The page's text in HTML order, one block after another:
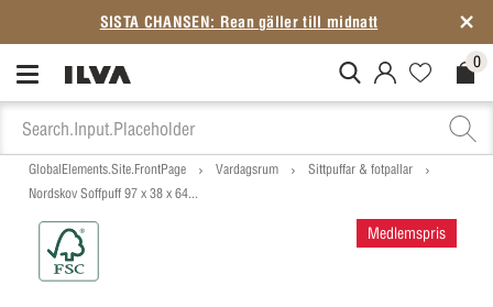
SISTA CHANSEN: Rean gäller till midnatt
MitIlva.Login 0
GlobalElements.Site.FrontPage Vardagsrum
Sittpuffar & fotpallar
Nordskov Soffpuff 97 x 38 x 64...
Medlemspris